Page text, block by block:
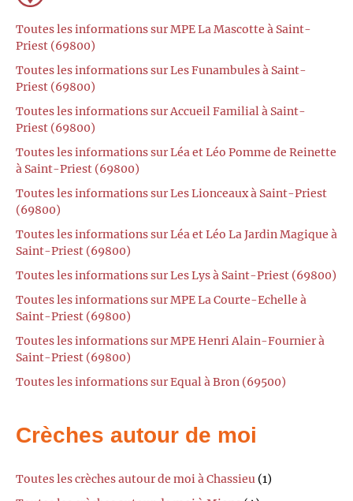
Toutes les informations sur MPE La Mascotte à Saint-
Priest (69800)
Toutes les informations sur Les Funambules à Saint-
Priest (69800)
Toutes les informations sur Accueil Familial à Saint-
Priest (69800)
Toutes les informations sur Léa et Léo Pomme de Reinette
à Saint-Priest (69800)
Toutes les informations sur Les Lionceaux à Saint-Priest
(69800)
Toutes les informations sur Léa et Léo La Jardin Magique à
Saint-Priest (69800)
Toutes les informations sur Les Lys à Saint-Priest (69800)
Toutes les informations sur MPE La Courte-Echelle à
Saint-Priest (69800)
Toutes les informations sur MPE Henri Alain-Fournier à
Saint-Priest (69800)
Toutes les informations sur Equal à Bron (69500)
Crèches autour de moi
Toutes les crèches autour de moi à Chassieu (1)